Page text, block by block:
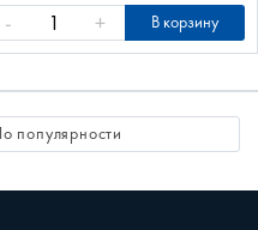
- + В корзину